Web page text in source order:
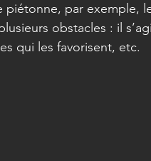
piétonne, par exemple,
obstacles : il
qui les favorisent, etc.